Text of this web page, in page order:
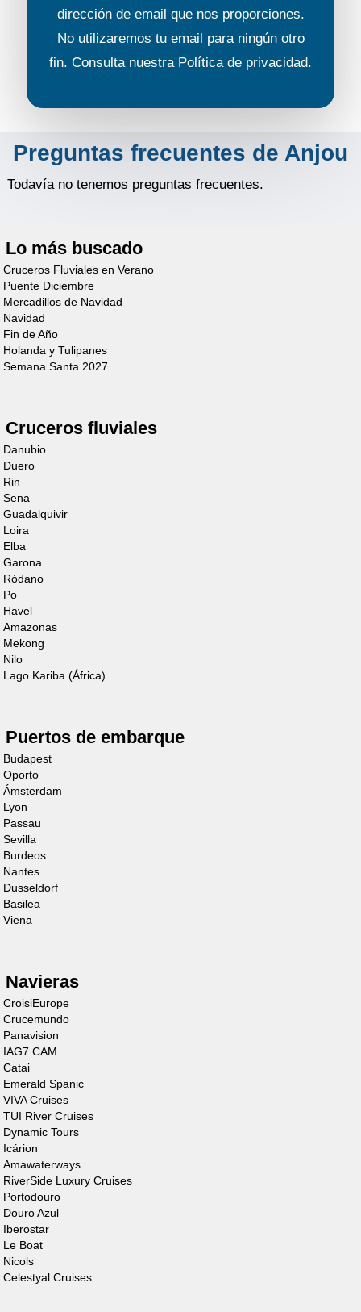
Crusader
Solicita tu
Cruiser
Premium+ XL
6/8 Personas
Premium+
Cruiser
Premium+ 6/8
Personas
Premium+ 4/6
Personas
Descubre el barco
Cruiser
Personas
dirección de email que nos proporciones.
No utilizaremos tu email para ningún otro
fin. Consulta nuestra Política de privacidad.
Preguntas frecuentes de Anjou
Todavía no tenemos preguntas frecuentes.
Lo más buscado
Cruceros Fluviales en Verano
Puente Diciembre
Mercadillos de Navidad
Navidad
Fin de Año
Holanda y Tulipanes
Semana Santa 2027
Cruceros fluviales
Danubio
Duero
Rin
Sena
Guadalquivir
Loira
Elba
Garona
Ródano
Po
Havel
Amazonas
Mekong
Nilo
Lago Kariba (África)
Puertos de embarque
Budapest
Oporto
Ámsterdam
Lyon
Passau
Sevilla
Burdeos
Nantes
Dusseldorf
Basilea
Viena
Navieras
CroisiEurope
Crucemundo
Panavision
IAG7 CAM
Catai
Emerald Spanic
VIVA Cruises
TUI River Cruises
Dynamic Tours
Icárion
Amawaterways
RiverSide Luxury Cruises
Portodouro
Douro Azul
Iberostar
Le Boat
Nicols
Celestyal Cruises